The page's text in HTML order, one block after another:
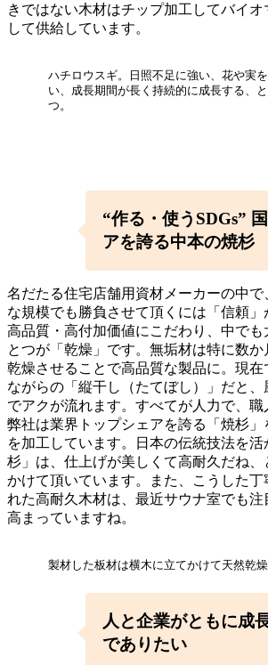
きではない木材はチップ加工してバイオ
して供給しています。
ハチロウスギ。日照不足に強い、花や実
い、成長期間が長く持続的に成長する、
つ。
“作る・使うSDGs”
アを誇る中本の焼杉
名だたる住宅店舗用資材メーカーの中で
な規模でも勝負させて頂くには「信頼」
高品質・高付加価値にこだわり、中で
とつが「乾燥」です。無垢材は特に数
乾燥させることで高品質な製品に。現
ながらの「縦干し（たてぼし）」だと
でアクが流れます。すべてが人力で、職
弊社は業界トップシェアを誇る「焼杉
を加工しています。日本の伝統技法を
杉」は、仕上げが美しくて高耐久だね
かけて頂いています。また、こうした丁
れた高耐久木材は、最近サウナ室でも注
高まっていますね。
製材した板材は横木に立てかけて天然乾燥
人と企業がともに成
でありたい